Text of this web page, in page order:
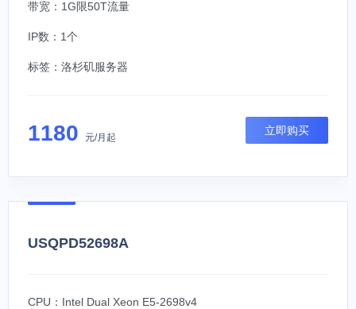
带宽：1G限50T流量
IP数：1个
标签： 洛杉矶服务器
1180 元/月起
立即购买
USQPD52698A
CPU：Intel Dual Xeon E5-2698v4